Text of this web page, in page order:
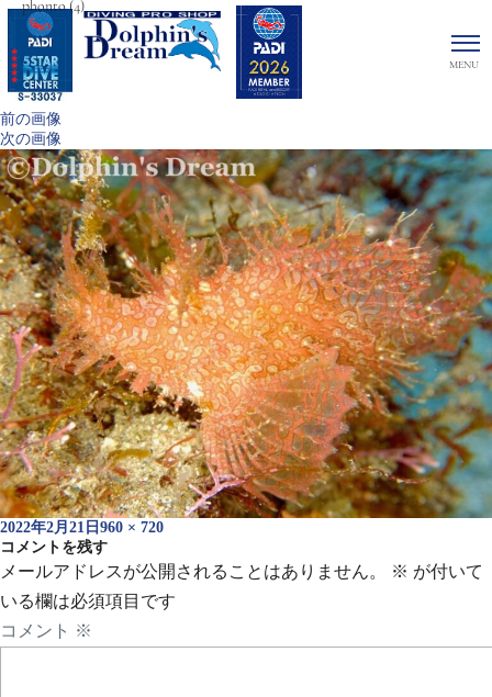
前の画像
次の画像
phonto (4)
投
稿
日:
2022年2月21日 フ
ル
サ
ズ
960 × 720
コメントを残す
メールアドレスが公開されることはありません。 ※ が付いて
いる欄は必須項目です
コメント ※